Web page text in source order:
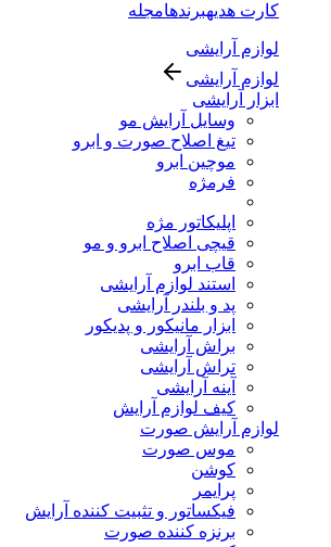
کارت هدیهبرندهامجله
لوازم آرایشی
لوازم آرایشی
ابزار آرایشی
وسایل آرایش مو
تیغ اصلاح صورت و ابرو
موچین ابرو
فرمژه
اپلیکاتور مژه
قیچی اصلاح ابرو و مو
قاب ابرو
استند لوازم آرایشی
پد و بلندر آرایشی
ابزار مانیکور و پدیکور
براش آرایشی
تراش آرایشی
آینه آرایشی
کیف لوازم آرایش
لوازم آرایش صورت
موس صورت
کوشن
پرایمر
فیکساتور و تثبیت کننده آرایش
برنزه کننده صورت